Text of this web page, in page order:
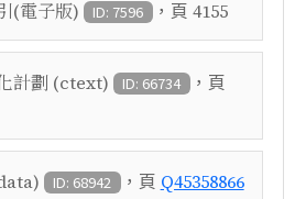
(電子版) ID: 7596 ，頁 4155
計劃 (ctext) ID: 66734 ，頁
ID: 68942 ，頁 Q45358866